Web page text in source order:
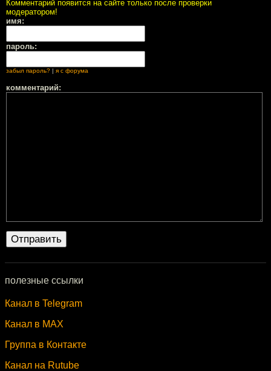
Комментарий появится на сайте только после проверки
модератором!
имя:
пароль:
забыл пароль? | я с форума
комментарий:
полезные ссылки
Канал в Telegram
Канал в MAX
Группа в Контакте
Канал на Rutube